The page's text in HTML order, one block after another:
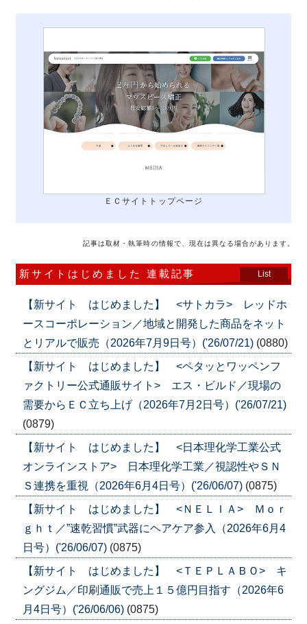
ＥＣサイトトップページ
記事は取材・執筆時の情報で、現在は異なる場合があります。
新サイトはじめました 連載記事 List
【新サイト はじめました】 <サトカラ> レッドホ
ースコーポレーション／地域と開発した商品をネット
とリアルで販売（2026年7月9日号）('26/07/21) (0880)
【新サイト はじめました】 <ペタッとワッペンフ
ァクトリー公式通販サイト> エス・ビルド／現場の
需要からＥＣ立ち上げ（2026年7月2日号）('26/07/21)
(0879)
【新サイト はじめました】 <日本理化学工業公式
オンラインストア> 日本理化学工業／視認性やＳＮ
Ｓ連携を重視（2026年6月4日号）('26/06/07) (0875)
【新サイト はじめました】 <ＮＥＬＩＡ> Ｍｏｒ
ｇｈｔ／”速乾習慣”武器にヘアケア参入（2026年6月4
日号）('26/06/07) (0875)
【新サイト はじめました】 <ＴＥＰＬＡＢＯ> キ
ングジム／印刷通販で売上１５億円目指す（2026年6
月4日号）('26/06/06) (0875)